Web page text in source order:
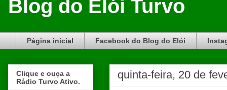
Blog do Elói Turvo
Página inicial Facebook do Blog do Elói
quinta-feira, 20 de
Clique e ouça a
Rádio Turvo Ativo.